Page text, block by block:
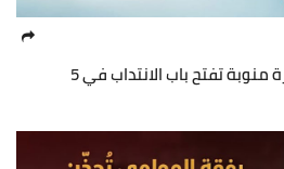
فرصة خدمة في الصحة.. إدارة منوبة تفتح باب الانتداب في 5